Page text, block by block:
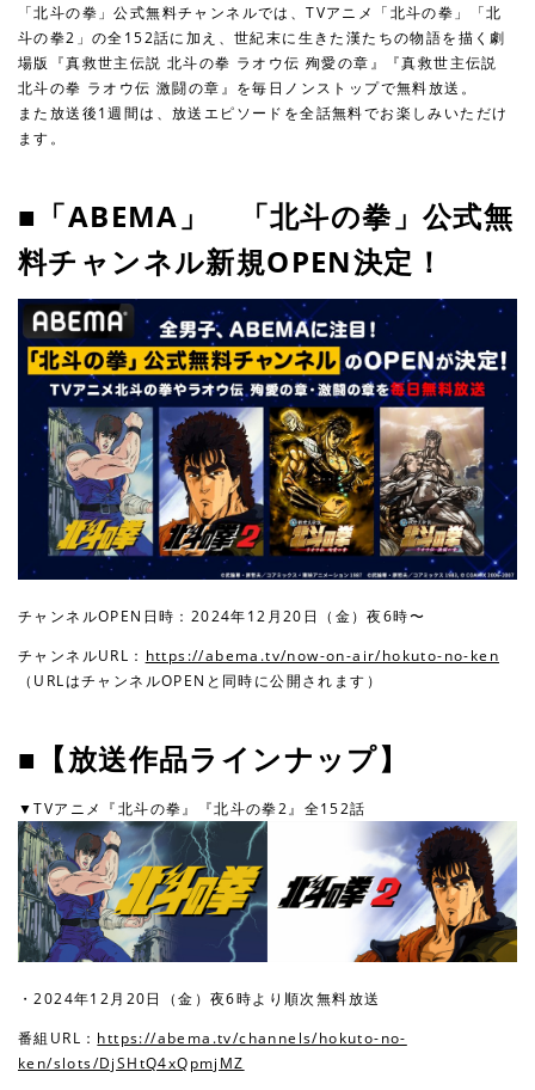
「北斗の拳」公式無料チャンネルでは、TVアニメ「北斗の拳」「北
斗の拳2」の全152話に加え、世紀末に生きた漢たちの物語を描く劇
場版『真救世主伝説 北斗の拳 ラオウ伝 殉愛の章』『真救世主伝説
北斗の拳 ラオウ伝 激闘の章』を毎日ノンストップで無料放送。
また放送後1週間は、放送エピソードを全話無料でお楽しみいただけ
ます。
■「ABEMA」 「北斗の拳」公式無
料チャンネル新規OPEN決定！
チャンネルOPEN日時：2024年12月20日（金）夜6時〜
チャンネルURL： https://abema.tv/now-on-air/hokuto-no-ken
（URLはチャンネルOPENと同時に公開されます）
■【放送作品ラインナップ】
▼TVアニメ『北斗の拳』『北斗の拳2』全152話
・2024年12月20日（金）夜6時より順次無料放送
番組URL： https://abema.tv/channels/hokuto-no-
ken/slots/DjSHtQ4xQpmjMZ